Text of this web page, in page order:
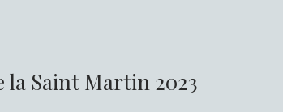
la Saint Martin 2023